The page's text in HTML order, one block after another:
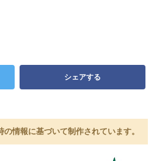
シェアする
情報に基づいて制作されています。